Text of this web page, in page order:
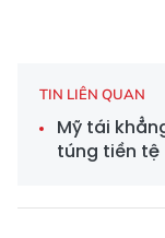
TIN LIÊN QUAN
Mỹ tái
túng tiền tệ